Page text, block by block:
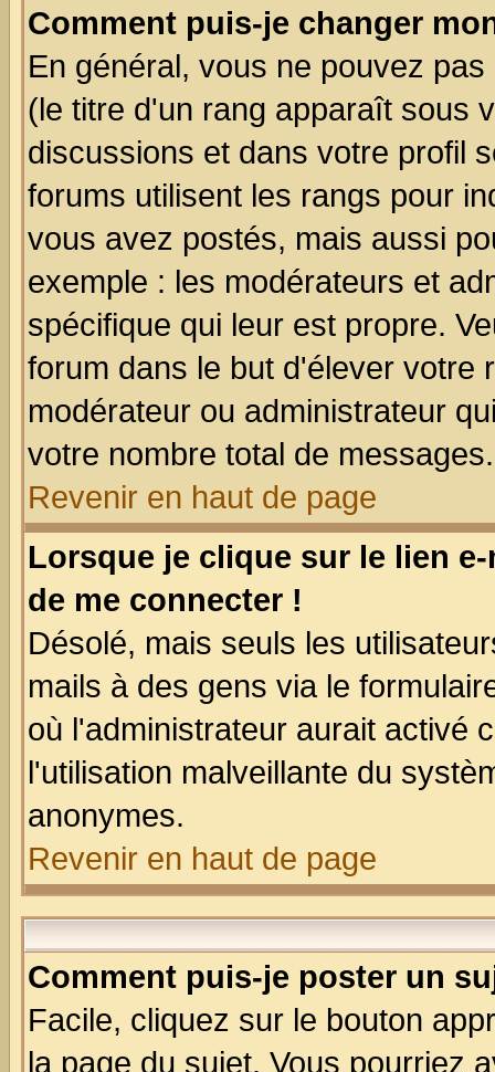
Comment puis-je changer
En général, vous ne pouvez
(le titre d'un rang apparaît sous
discussions et dans votre profil
forums utilisent les rangs pour
vous avez postés, mais aussi
exemple : les modérateurs et
spécifique qui leur est propre.
forum dans le but d'élever votre
modérateur ou administrateur
votre nombre total de messages.
Revenir en haut de page
Lorsque je clique sur le lien
de me connecter !
Désolé, mais seuls les
mails à des gens via le
où l'administrateur aurait activé
l'utilisation malveillante du
anonymes.
Revenir en haut de page
Comment puis-je poster un
Facile, cliquez sur le bouton
la page du sujet. Vous pourriez